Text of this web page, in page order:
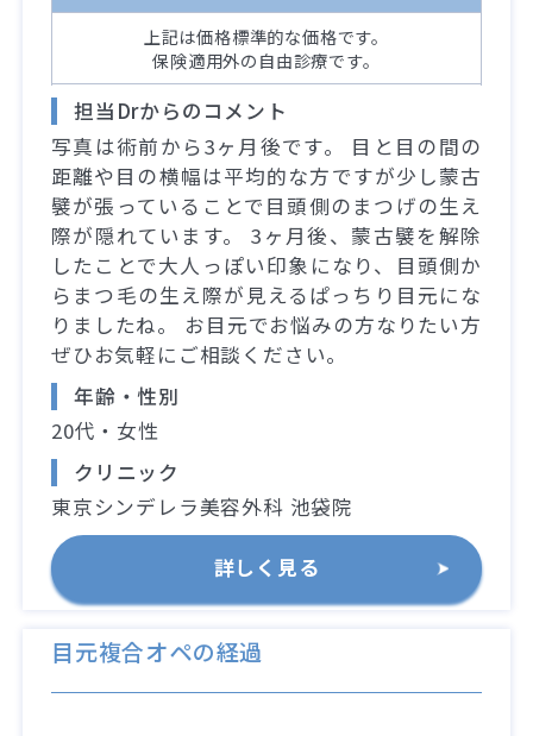
上記は価格標準的な価格です。
保険適用外の自由診療です。
担当Drからのコメント
写真は術前から3ヶ月後です。 目と目の間の
距離や目の横幅は平均的な方ですが少し蒙古
襞が張っていることで目頭側のまつげの生え
際が隠れています。 3ヶ月後、蒙古襞を解除
したことで大人っぽい印象になり、目頭側か
らまつ毛の生え際が見えるぱっちり目元にな
りましたね。 お目元でお悩みの方なりたい方
ぜひお気軽にご相談ください。
年齢・性別
20代・女性
クリニック
東京シンデレラ美容外科 池袋院
詳しく見る
目元複合オペの経過